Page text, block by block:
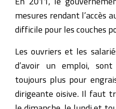
mesures rendant l’accès
difficile pour les couches
Les ouvriers et les
d’avoir un emploi,
toujours plus pour
dirigeante oisive. Il faut